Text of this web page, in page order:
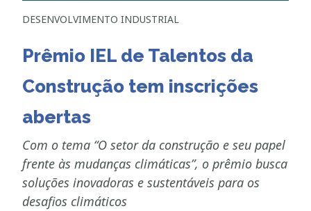
DESENVOLVIMENTO INDUSTRIAL
Prêmio IEL de Talentos da
Construção tem inscrições
abertas
Com o tema “O setor da construção e seu papel
frente às mudanças climáticas”, o prêmio busca
soluções inovadoras e sustentáveis para os
desafios climáticos